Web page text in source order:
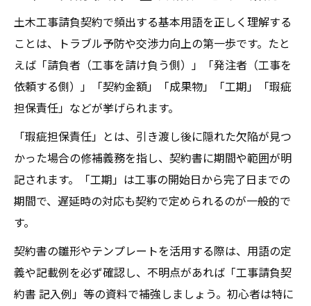
土木工事請負契約で頻出する基本用語を正しく理解する
ことは、トラブル予防や交渉力向上の第一歩です。たと
えば「請負者（工事を請け負う側）」「発注者（工事を
依頼する側）」「契約金額」「成果物」「工期」「瑕疵
担保責任」などが挙げられます。
「瑕疵担保責任」とは、引き渡し後に隠れた欠陥が見つ
かった場合の修補義務を指し、契約書に期間や範囲が明
記されます。「工期」は工事の開始日から完了日までの
期間で、遅延時の対応も契約で定められるのが一般的で
す。
契約書の雛形やテンプレートを活用する際は、用語の定
義や記載例を必ず確認し、不明点があれば「工事請負契
約書 記入例」等の資料で補強しましょう。初心者は特に